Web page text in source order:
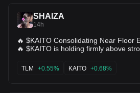
SHAIZA
14h
🔥 $KAITO Consolidating Near Floor Expansion Imminent!
🔥 $KAITO is holding firmly above
turned upward into bullish expansion
buyer interest! Key Support: 0.4009 0.4603 Resistance
TLM +0.55% KAITO +0.68%